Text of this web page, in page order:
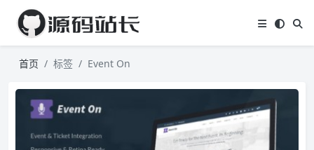
首页 标签 Event On